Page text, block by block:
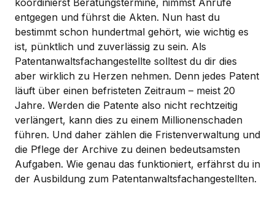
entgegen und führst die Akten. Nun hast du
bestimmt schon hundertmal gehört, wie wichtig es
ist, pünktlich und zuverlässig zu sein. Als
Patentanwaltsfachangestellte solltest du dir dies
aber wirklich zu Herzen nehmen. Denn jedes Patent
läuft über einen befristeten Zeitraum – meist 20
Jahre. Werden die Patente also nicht rechtzeitig
verlängert, kann dies zu einem Millionenschaden
führen. Und daher zählen die Fristenverwaltung und
die Pflege der Archive zu deinen bedeutsamsten
Aufgaben. Wie genau das funktioniert, erfährst du in
der Ausbildung zum Patentanwaltsfachangestellten.